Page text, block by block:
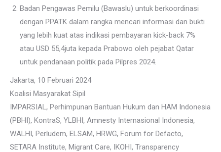
Badan Pengawas Pemilu (Bawaslu) untuk berkoordinasi
dengan PPATK dalam rangka mencari informasi dan bukti
yang lebih kuat atas indikasi pembayaran kick-back 7%
atau USD 55,4juta kepada Prabowo oleh pejabat Qatar
untuk pendanaan politik pada Pilpres 2024.
Jakarta, 10 Februari 2024
Koalisi Masyarakat Sipil
IMPARSIAL, Perhimpunan Bantuan Hukum dan HAM Indonesia
(PBHI), KontraS, YLBHI, Amnesty Internasional Indonesia,
WALHI, Perludem, ELSAM, HRWG, Forum for Defacto,
SETARA Institute, Migrant Care, IKOHI, Transparency